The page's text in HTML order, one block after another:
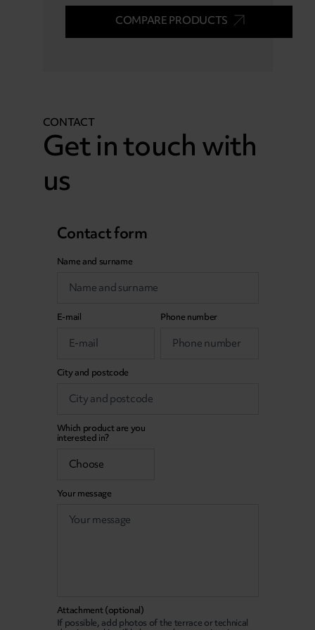
COMPARE PRODUCTS
CONTACT
Get in touch with
us
Contact form
Name and surname
E-mail Phone number
City and postcode
Which product are you
interested in?
Your message
Attachment (optional)
If possible, add photos of the terrace or technical